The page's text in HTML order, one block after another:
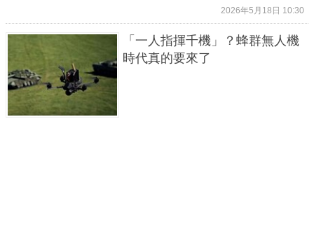
2026年5月18日 10:30
「一人指揮千機」？蜂群無人機
時代真的要來了